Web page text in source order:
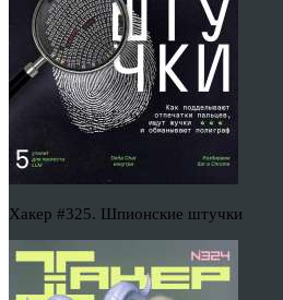
Хакер #325. Шпионские штучки